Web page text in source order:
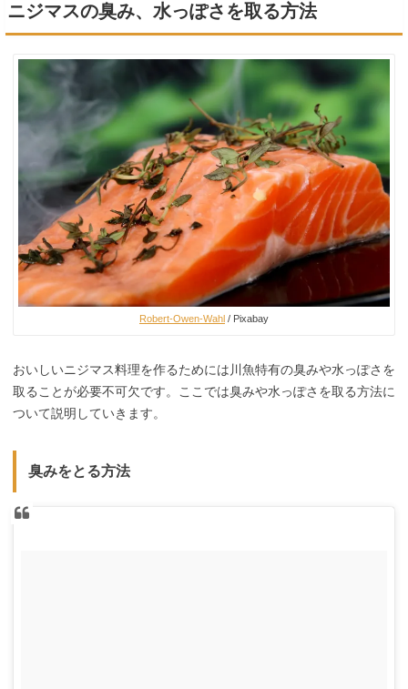
ニジマスの臭み、水っぽさを取る方法
Robert-Owen-Wahl / Pixabay
おいしいニジマス料理を作るためには川魚特有の臭みや水っぽさを
取ることが必要不可欠です。ここでは臭みや水っぽさを取る方法に
ついて説明していきます。
臭みをとる方法